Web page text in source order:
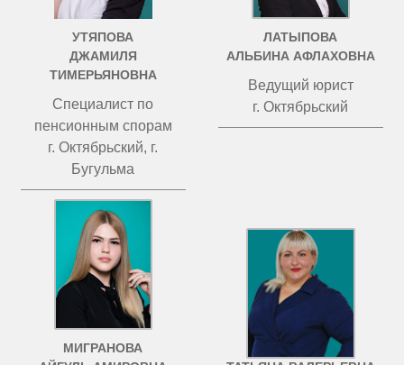
УТЯПОВА
ДЖАМИЛЯ
ТИМЕРЬЯНОВНА
Специалист по
пенсионным спорам
г. Октябрьский, г.
Бугульма
ЛАТЫПОВА
АЛЬБИНА АФЛАХОВНА
Ведущий юрист
г. Октябрьский
МИГРАНОВА
ЧИСТОВА